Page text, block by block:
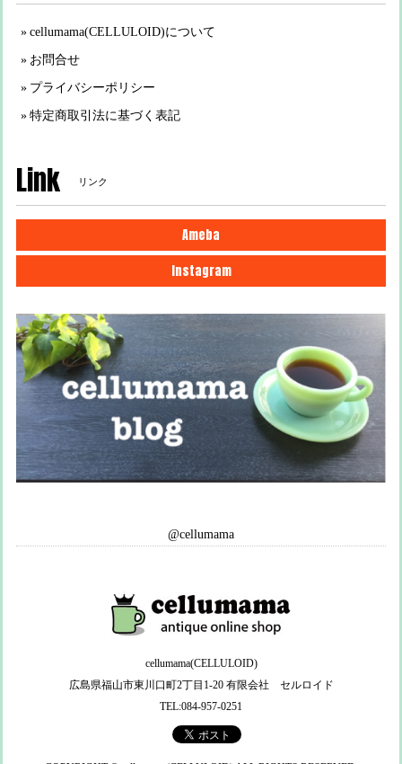
cellumama(CELLULOID)について
お問合せ
プライバシーポリシー
特定商取引法に基づく表記
Link リンク
Ameba
Instagram
@cellumama
cellumama(CELLULOID)
広島県福山市東川口町2丁目1-20 有限会社 セルロイド
TEL:084-957-0251